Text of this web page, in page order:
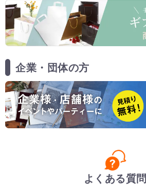
企業・団体の方
よくある質問